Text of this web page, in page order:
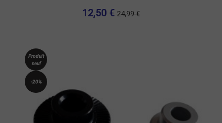
12,50 € 24,99 €
Produit
neuf
-20%